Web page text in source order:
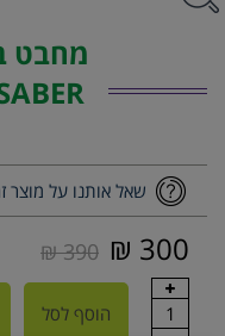
מחבט
שאל אותנו על מוצר
300 ₪
390 ₪
1 הוסף לסל